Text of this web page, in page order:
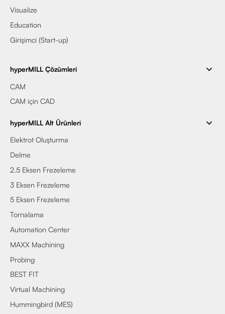
Visualize
Education
Girişimci (Start-up)
hyperMILL Çözümleri
CAM
CAM için CAD
hyperMILL Alt Ürünleri
Elektrot Oluşturma
Delme
2.5 Eksen Frezeleme
3 Eksen Frezeleme
5 Eksen Frezeleme
Tornalama
Automation Center
MAXX Machining
Probing
BEST FIT
Virtual Machining
Hummingbird (MES)